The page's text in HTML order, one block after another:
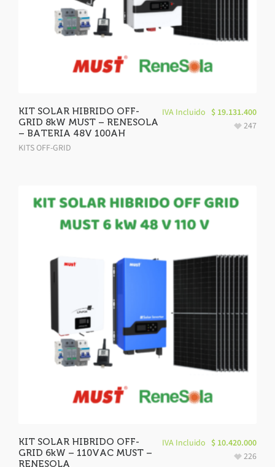
KIT SOLAR HIBRIDO OFF-
GRID 8kW MUST – RENESOLA
– BATERIA 48V 100AH
KITS OFF-GRID
IVA Incluido $ 19.131.400
247
KIT SOLAR HIBRIDO OFF-
GRID 6kW – 110VAC MUST –
RENESOLA
IVA Incluido $ 10.420.000
226